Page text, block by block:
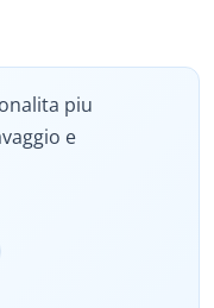
piu
e